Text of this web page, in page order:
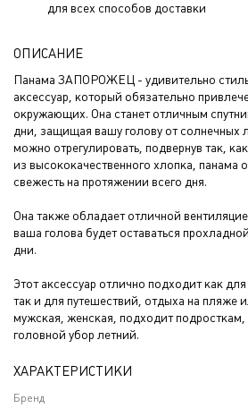
для всех способов доставки
ОПИСАНИЕ
Панама ЗАПОРОЖЕЦ - удивительно
аксессуар, который обязательно
окружающих. Она станет отличным
дни, защищая вашу голову от солнечных
можно отрегулировать, подвернув так,
из высококачественного хлопка, панама
свежесть на протяжении всего дня.
Она также обладает отличной
ваша голова будет оставаться
дни.
Этот аксессуар отлично подходит как
так и для путешествий, отдыха на пляже
мужская, женская, подходит подросткам,
головной убор летний.
ХАРАКТЕРИСТИКИ
Бренд